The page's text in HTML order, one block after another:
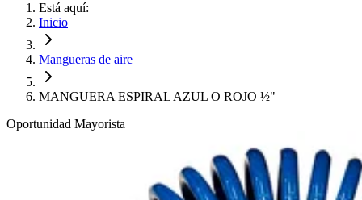
Está aquí:
Inicio
Mangueras de aire
MANGUERA ESPIRAL AZUL O ROJO ½"
Oportunidad Mayorista